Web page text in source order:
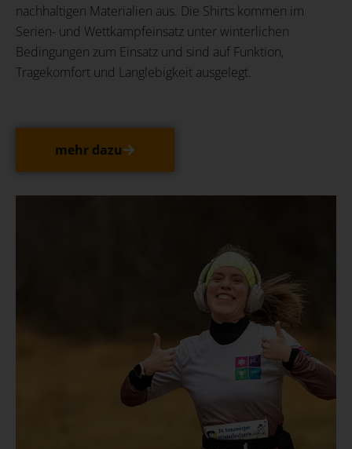
nachhaltigen Materialien aus. Die Shirts kommen im
Serien- und Wettkampfeinsatz unter winterlichen
Bedingungen zum Einsatz und sind auf Funktion,
Tragekomfort und Langlebigkeit ausgelegt.
mehr dazu